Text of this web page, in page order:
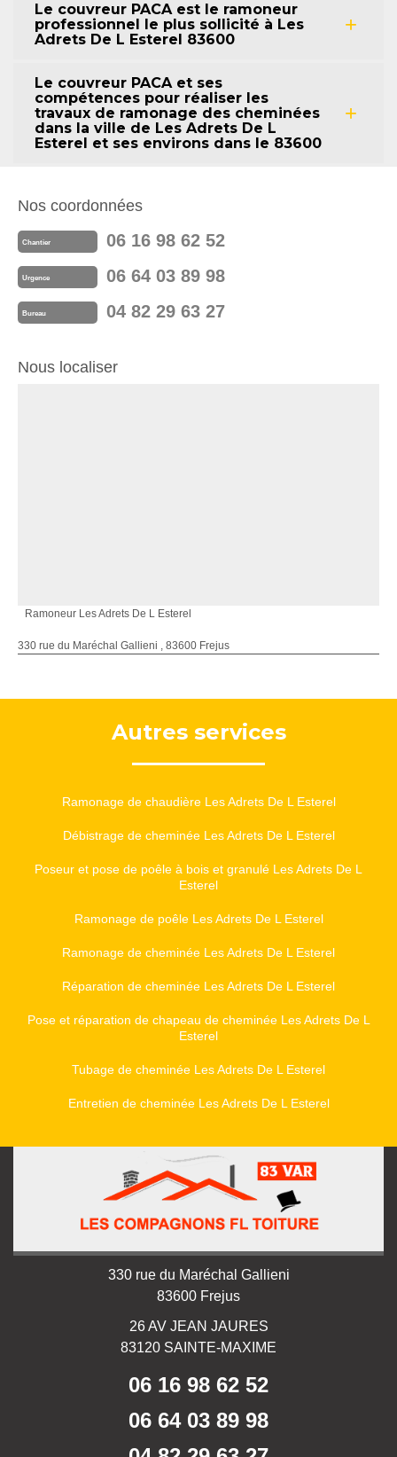
Le couvreur PACA est le ramoneur
professionnel le plus sollicité à Les
Adrets De L Esterel 83600
Le couvreur PACA et ses
compétences pour réaliser les
travaux de ramonage des cheminées
dans la ville de Les Adrets De L
Esterel et ses environs dans le 83600
Nos coordonnées
Chantier 06 16 98 62 52
Urgence 06 64 03 89 98
Bureau 04 82 29 63 27
Nous localiser
Ramoneur Les Adrets De L Esterel
330 rue du Maréchal Gallieni , 83600 Frejus
Autres services
Ramonage de chaudière Les Adrets De L Esterel
Débistrage de cheminée Les Adrets De L Esterel
Poseur et pose de poêle à bois et granulé Les Adrets De L
Esterel
Ramonage de poêle Les Adrets De L Esterel
Ramonage de cheminée Les Adrets De L Esterel
Réparation de cheminée Les Adrets De L Esterel
Pose et réparation de chapeau de cheminée Les Adrets De L
Esterel
Tubage de cheminée Les Adrets De L Esterel
Entretien de cheminée Les Adrets De L Esterel
330 rue du Maréchal Gallieni
83600 Frejus
26 AV JEAN JAURES
83120 SAINTE-MAXIME
06 16 98 62 52
06 64 03 89 98